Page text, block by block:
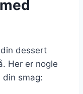
dessert
Her er nogle
smag: